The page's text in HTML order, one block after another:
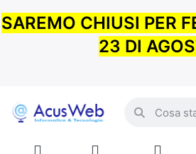
SAREMO CHIUSI PER
23 DI